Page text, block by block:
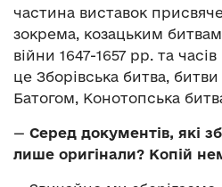
частина виставок
зокрема, козацьким
війни 1647-1657 рр. та
це Зборівська битва,
Батогом, Конотопська
— Серед документів, які
лише оригінали? Копій